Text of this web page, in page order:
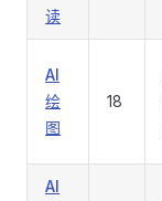
读
AI
绘
图
18
AI